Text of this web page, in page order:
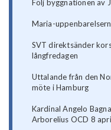
Följ byggnationen av
Maria-
SVT direktsänder
långfredagen
Uttalande från den
möte i Hamburg
Kardinal Angelo
Arborelius OCD 8